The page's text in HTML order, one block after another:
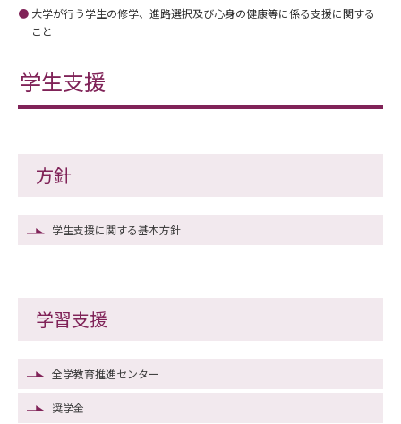
大学が行う学生の修学、進路選択及び心身の健康等に係る支援に関する
こと
学生支援
方針
学生支援に関する基本方針
学習支援
全学教育推進センター
奨学金